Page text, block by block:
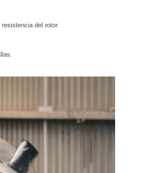
del rotor.